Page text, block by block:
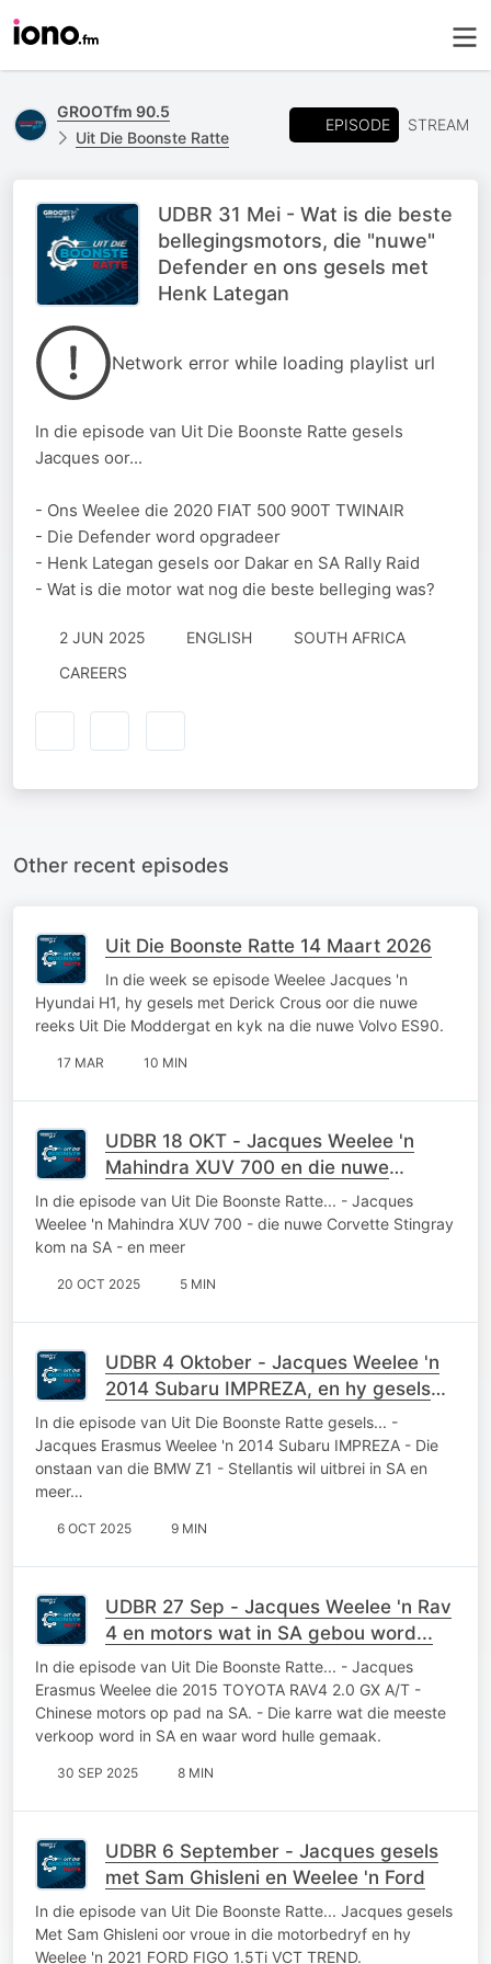
GROOTfm 90.5
Uit Die Boonste Ratte
EPISODE STREAM
UDBR 31 Mei - Wat is die beste
bellegingsmotors, die "nuwe"
Defender en ons gesels met
Henk Lategan
Network error while loading playlist url
In die episode van Uit Die Boonste Ratte gesels
Jacques oor...
- Ons Weelee die 2020 FIAT 500 900T TWINAIR
- Die Defender word opgradeer
- Henk Lategan gesels oor Dakar en SA Rally Raid
- Wat is die motor wat nog die beste belleging was?
2 JUN 2025 ENGLISH
SOUTH AFRICA
CAREERS
Other recent episodes
Uit Die Boonste Ratte 14 Maart 2026
In die week se episode Weelee Jacques 'n
Hyundai H1, hy gesels met Derick Crous oor die nuwe
reeks Uit Die Moddergat en kyk na die nuwe Volvo ES90.
17 MAR 10 MIN
UDBR 18 OKT - Jacques Weelee 'n
Mahindra XUV 700 en die nuwe
Corvette is op pad.
In die episode van Uit Die Boonste Ratte... - Jacques
Weelee 'n Mahindra XUV 700 - die nuwe Corvette Stingray
kom na SA - en meer
20 OCT 2025 5 MIN
UDBR 4 Oktober - Jacques Weelee 'n
2014 Subaru IMPREZA, en hy gesels
oor die BMW Z1
In die episode van Uit Die Boonste Ratte gesels... -
Jacques Erasmus Weelee 'n 2014 Subaru IMPREZA - Die
onstaan van die BMW Z1 - Stellantis wil uitbrei in SA en
meer…
6 OCT 2025 9 MIN
UDBR 27 Sep - Jacques Weelee 'n Rav
4 en motors wat in SA gebou word...
In die episode van Uit Die Boonste Ratte... - Jacques
Erasmus Weelee die 2015 TOYOTA RAV4 2.0 GX A/T -
Chinese motors op pad na SA. - Die karre wat die meeste
verkoop word in SA en waar word hulle gemaak.
30 SEP 2025 8 MIN
UDBR 6 September - Jacques gesels
met Sam Ghisleni en Weelee 'n Ford
In die episode van Uit Die Boonste Ratte... Jacques gesels
Met Sam Ghisleni oor vroue in die motorbedryf en hy
Weelee 'n 2021 FORD FIGO 1.5Ti VCT TREND.